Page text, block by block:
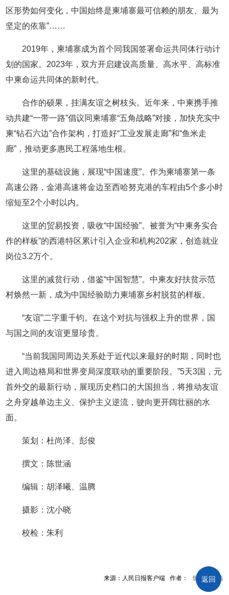
返回
区形势如何变化，中国始终是柬埔寨最可信赖的朋友、最为
坚定的依靠”……
2019年，柬埔寨成为首个同我国签署命运共同体行动计
划的国家。2023年，双方开启建设高质量、高水平、高标准
中柬命运共同体的新时代。
合作的硕果，挂满友谊之树枝头。近年来，中柬携手推
动共建“一带一路”倡议同柬埔寨“五角战略”对接，加快充实中
柬“钻石六边”合作架构，打造好“工业发展走廊”和“鱼米走
廊”，推动更多惠民工程落地生根。
这里的基础设施，展现“中国速度”。作为柬埔寨第一条
高速公路，金港高速将金边至西哈努克港的车程由5个多小时
缩短至2个小时以内。
这里的贸易投资，吸收“中国经验”。被誉为“中柬务实合
作的样板”的西港特区累计引入企业和机构202家，创造就业
岗位3.2万个。
这里的减贫行动，借鉴“中国智慧”。中柬友好扶贫示范
村焕然一新，成为中国经验助力柬埔寨乡村脱贫的样板。
“友谊”二字重千钧。在这个对抗与强权上升的世界，国
与国之间的友谊更显珍贵。
“当前我国同周边关系处于近代以来最好的时期，同时也
进入周边格局和世界变局深度联动的重要阶段。”5天3国，元
首外交的最新行动，展现历史档口的大国担当，将推动友谊
之舟穿越单边主义、保护主义逆流，驶向更开阔壮丽的水
面。
策划：杜尚泽、彭俊
撰文：陈世涵
编辑：胡泽曦、温腾
摄影：沈小晓
校检：朱利
来源：人民日报客户端 作者： 编辑：汪浩